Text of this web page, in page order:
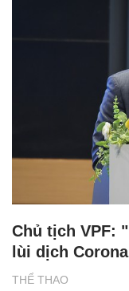
THỂ THAO
Chủ tịch VPF:
lùi dịch